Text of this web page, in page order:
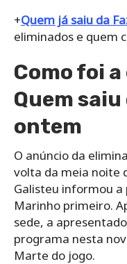
+Quem já saiu da
eliminados e quem
Como foi
Quem
ontem
O anúncio da
volta da meia noite
Galisteu informou
Marinho primeiro.
sede, a
programa nesta
Marte do jogo.